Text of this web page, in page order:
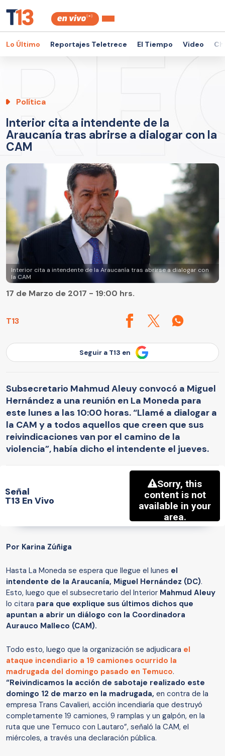
Lo Último Reportajes Teletrece El Tiempo Video
Política
Interior cita a intendente de la
Araucanía tras abrirse a dialogar con la
CAM
Interior cita a intendente de la Araucanía tras abrirse a dialogar con
la CAM
T13
17 de Marzo de 2017 - 19:00 hrs.
Seguir a T13 en
Subsecretario Mahmud Aleuy convocó a Miguel
Hernández a una reunión en La Moneda para
este lunes a las 10:00 horas. “Llamé a dialogar a
la CAM y a todos aquellos que creen que sus
reivindicaciones van por el camino de la
violencia”, había dicho el intendente el jueves.
Señal
T13 En Vivo
Por Karina Zúñiga
Hasta La Moneda se espera que llegue el lunes el
intendente de la Araucanía, Miguel Hernández (DC).
Esto, luego que el subsecretario del Interior Mahmud Aleuy
lo citara para que explique sus últimos dichos que
apuntan a abrir un diálogo con la Coordinadora
Aurauco Malleco (CAM).
Todo esto, luego que la organización se adjudicara el
ataque incendiario a 19 camiones ocurrido la
madrugada del domingo pasado en Temuco.
“Reivindicamos la acción de sabotaje realizado este
domingo 12 de marzo en la madrugada, en contra de la
empresa Trans Cavalieri, acción incendiaría que destruyó
completamente 19 camiones, 9 ramplas y un galpón, en la
ruta que une Temuco con Lautaro”, señaló la CAM, el
miércoles, a través una declaración pública.